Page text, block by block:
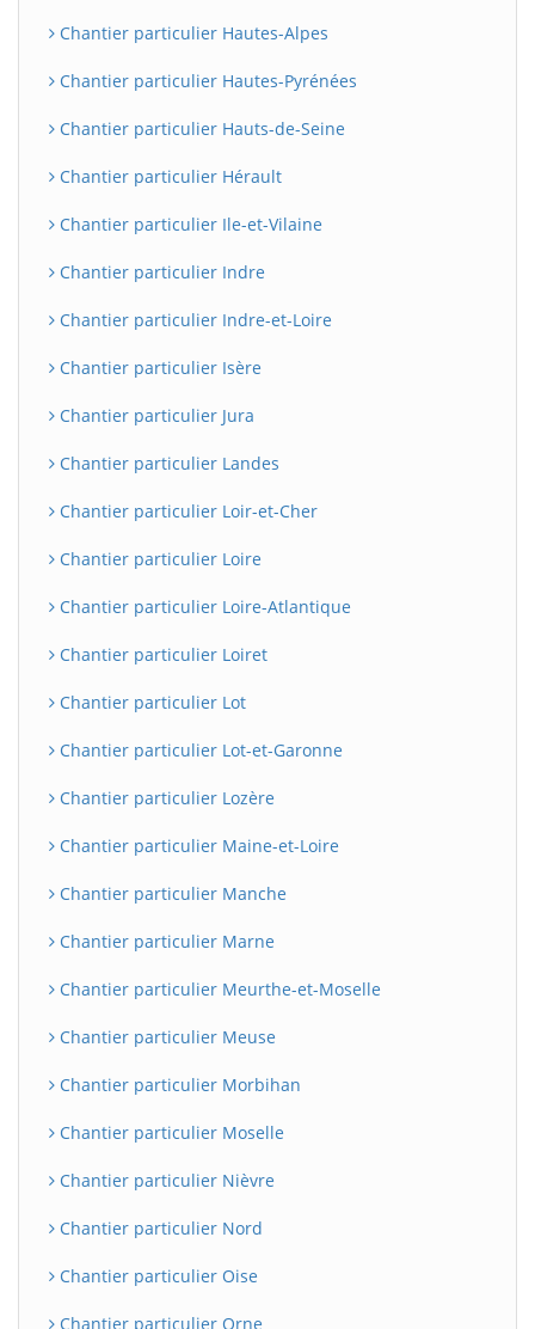
Chantier particulier Hautes-Alpes
Chantier particulier Hautes-Pyrénées
Chantier particulier Hauts-de-Seine
Chantier particulier Hérault
Chantier particulier Ile-et-Vilaine
Chantier particulier Indre
Chantier particulier Indre-et-Loire
Chantier particulier Isère
Chantier particulier Jura
Chantier particulier Landes
Chantier particulier Loir-et-Cher
Chantier particulier Loire
Chantier particulier Loire-Atlantique
Chantier particulier Loiret
Chantier particulier Lot
Chantier particulier Lot-et-Garonne
Chantier particulier Lozère
Chantier particulier Maine-et-Loire
Chantier particulier Manche
Chantier particulier Marne
Chantier particulier Meurthe-et-Moselle
Chantier particulier Meuse
Chantier particulier Morbihan
Chantier particulier Moselle
Chantier particulier Nièvre
Chantier particulier Nord
Chantier particulier Oise
Chantier particulier Orne
B BatiWebPro
Assistant en ligne
B